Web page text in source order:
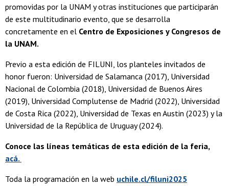
promovidas por la UNAM y otras instituciones que participarán
de este multitudinario evento, que se desarrolla
concretamente en el Centro de Exposiciones y Congresos de
la UNAM.
Previo a esta edición de FILUNI, los planteles invitados de
honor fueron: Universidad de Salamanca (2017), Universidad
Nacional de Colombia (2018), Universidad de Buenos Aires
(2019), Universidad Complutense de Madrid (2022), Universidad
de Costa Rica (2022), Universidad de Texas en Austin (2023) y la
Universidad de la República de Uruguay (2024).
Conoce las líneas temáticas de esta edición de la feria,
acá.
Toda la programación en la web uchile.cl/filuni2025